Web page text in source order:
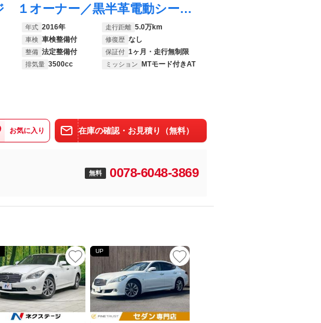
フーガハイブリッド Ａパッケージ １オーナー／黒半革電動シート／クルーズコントロール／クリアランスソナー／ＥＴＣ／純正ナビ／地デジ／Ｂｌｕｅｔｏｏｔｈ／全周囲カメラ／純正１８ＡＷ／ＬＥＤオートライト
年式 2016年 走行距離 5.0万km
車検 車検整備付 修復歴 なし
整備 法定整備付 保証付 1ヶ月・走行無制限
排気量 3500cc ミッション MTモード付きAT
お気に入り 在庫の確認・お見積り（無料）
無料 0078-6048-3869
UP